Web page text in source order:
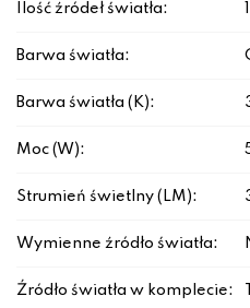
Ilość źródeł światła:
Barwa światła:
Barwa światła (K):
Moc (W):
Strumień świetlny (LM):
Wymienne źródło światła:
Źródło światła w komplecie: